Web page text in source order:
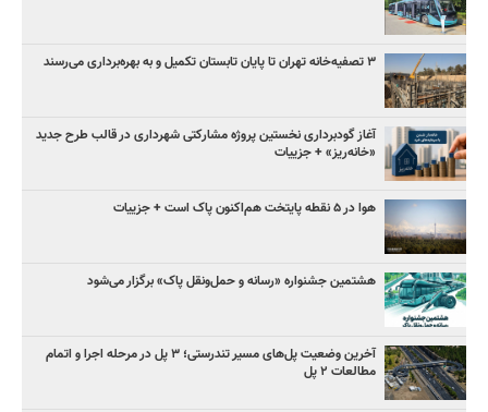
۳ ﺗﺼﻔﻴﻪ‌ﺧﺎﻧﻪ‌ تهران تا پایان تابستان تکمیل و به بهره‌برداری می‌رسند
آغاز گودبرداری نخستین پروژه مشارکتی شهرداری در قالب طرح جدید
«خانه‌ریز» + جزییات
هوا در ۵ نقطه پایتخت هم‌اکنون پاک است + جزییات
هشتمین جشنواره «رسانه و حمل‌ونقل پاک» برگزار می‌شود
آخرین وضعیت پل‌های مسیر تندرستی؛ ۳ پل در مرحله اجرا و اتمام
مطالعات ۲ پل